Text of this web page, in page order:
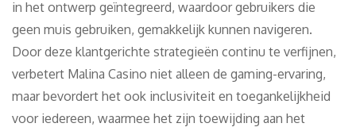
in het ontwerp geïntegreerd, waardoor gebruikers die
geen muis gebruiken, gemakkelijk kunnen navigeren.
Door deze klantgerichte strategieën continu te verfijnen,
verbetert Malina Casino niet alleen de gaming-ervaring,
maar bevordert het ook inclusiviteit en toegankelijkheid
voor iedereen, waarmee het zijn toewijding aan het